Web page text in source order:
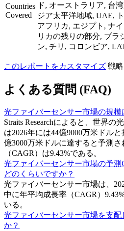
Countries
Covered
ド, オーストラリア, 台
ジア太平洋地域, UAE,
アフリカ, エジプト, ナ
リカの残りの部分, ブラ
ン, チリ, コロンビア,
このレポートをカスタマイズ 戦
よくある質問 (FAQ)
光ファイバーセンサー市場の規模
Straits Researchによると、世界の
は2026年には44億9000万米ドル
億3000万米ドルに達すると予測
（CAGR）は9.43%である。
光ファイバーセンサー市場の予
どのくらいですか？
光ファイバーセンサー市場は、
中に年平均成長率（CAGR）
いる。
光ファイバーセンサー市場を支
か？